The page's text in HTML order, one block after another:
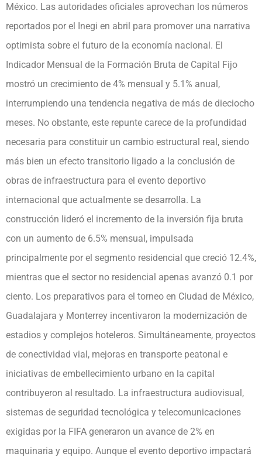
México. Las autoridades oficiales aprovechan los números
reportados por el Inegi en abril para promover una narrativa
optimista sobre el futuro de la economía nacional. El
Indicador Mensual de la Formación Bruta de Capital Fijo
mostró un crecimiento de 4% mensual y 5.1% anual,
interrumpiendo una tendencia negativa de más de dieciocho
meses. No obstante, este repunte carece de la profundidad
necesaria para constituir un cambio estructural real, siendo
más bien un efecto transitorio ligado a la conclusión de
obras de infraestructura para el evento deportivo
internacional que actualmente se desarrolla. La
construcción lideró el incremento de la inversión fija bruta
con un aumento de 6.5% mensual, impulsada
principalmente por el segmento residencial que creció 12.4%,
mientras que el sector no residencial apenas avanzó 0.1 por
ciento. Los preparativos para el torneo en Ciudad de México,
Guadalajara y Monterrey incentivaron la modernización de
estadios y complejos hoteleros. Simultáneamente, proyectos
de conectividad vial, mejoras en transporte peatonal e
iniciativas de embellecimiento urbano en la capital
contribuyeron al resultado. La infraestructura audiovisual,
sistemas de seguridad tecnológica y telecomunicaciones
exigidas por la FIFA generaron un avance de 2% en
maquinaria y equipo. Aunque el evento deportivo impactará